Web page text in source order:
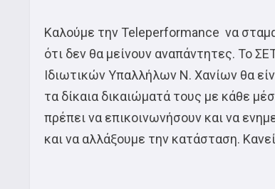
Καλούμε την Teleperformance να
ότι δεν θα μείνουν αναπάντητες. Το
Ιδιωτικών Υπαλλήλων Ν. Χανίων θα
τα δίκαια δικαιώματά τους με κάθε
πρέπει να επικοινωνήσουν και να
και να αλλάξουμε την κατάσταση.